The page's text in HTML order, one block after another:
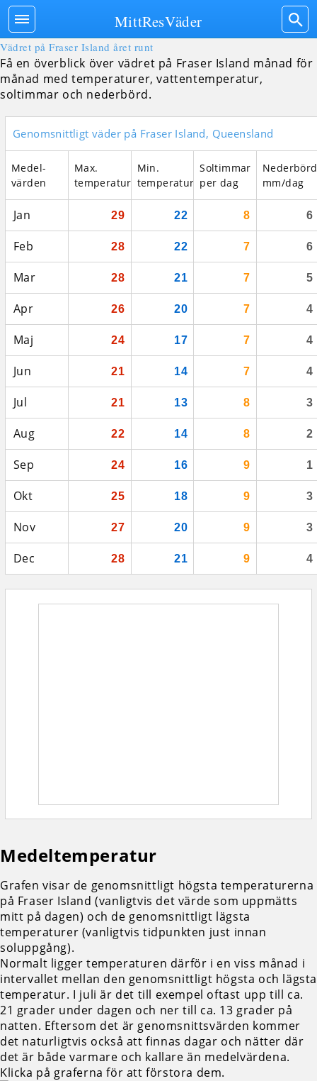
Vädret på Fraser Island året runt
Få en överblick över vädret på Fraser Island månad för
månad med temperaturer, vattentemperatur,
soltimmar och nederbörd.
Genomsnittligt väder på Fraser Island, Queensland
Medel­
värden
Max.
temperatur
Min.
temperatur
Soltimmar
per dag
Nederbörd
mm/dag
Jan 29 22 8 6
Feb 28 22 7 6
Mar 28 21 7 5
Apr 26 20 7 4
Maj 24 17 7 4
Jun 21 14 7 4
Jul 21 13 8 3
Aug 22 14 8 2
Sep 24 16 9 1
Okt 25 18 9 3
Nov 27 20 9 3
Dec 28 21 9 4
Medeltemperatur
Grafen visar de genomsnittligt högsta temperaturerna
på Fraser Island (vanligtvis det värde som uppmätts
mitt på dagen) och de genomsnittligt lägsta
temperaturer (vanligtvis tidpunkten just innan
soluppgång).
Normalt ligger temperaturen därför i en viss månad i
intervallet mellan den genomsnittligt högsta och lägsta
temperatur. I juli är det till exempel oftast upp till ca.
21 grader under dagen och ner till ca. 13 grader på
natten. Eftersom det är genomsnittsvärden kommer
det naturligtvis också att finnas dagar och nätter där
det är både varmare och kallare än medelvärdena.
Klicka på graferna för att förstora dem.
MittResVäder